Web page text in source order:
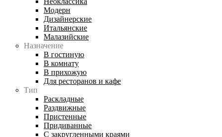
Модерн
Дизайнерские
Итальянские
Малазийские
Назначение
В гостиную
В комнату
В прихожую
Для ресторанов и кафе
Тип
Раскладные
Раздвижные
Пристенные
Придиванные
С закругленными краями